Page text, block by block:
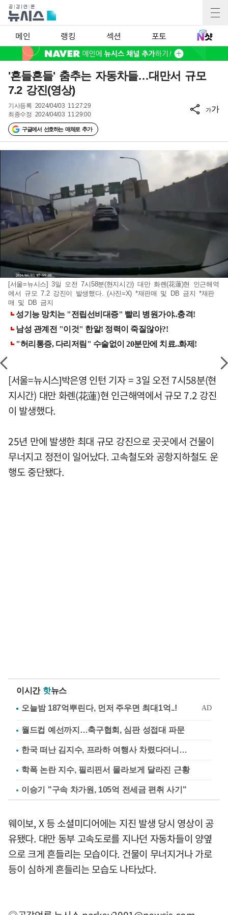
메인 랭킹 섹션 포토
'흔들흔들' 춤추는 자동차들…대만서 규모
7.2 강진(영상)
기사등록 2024/04/03 11:27:29
최종수정 2024/04/03 11:29:00
구글에서 선호하는 매체로 추가
가가
[서울=뉴시스] 3일 오전 7시58분(현지시간) 대만 화롄(花蓮)현 인근해역
에서 규모 7.2 강진이 발생했다. (사진=X) *재판매 및 DB 금지 *재판
매 및 DB 금지
[서울=뉴시스]박은영 인턴 기자 = 3일 오전 7시58분(현
지시간) 대만 화롄(花蓮)현 인근해역에서 규모 7.2 강진
이 발생했다.
25년 만에 발생한 최대 규모 강진으로 곳곳에서 건물이
무너지고 정전이 일어났다. 고속철도와 공항지하철도 운
행도 중단됐다.
이시간 핫뉴스
월드컵 예선까지…축구협회, 심판 성접대 파문
한국 떠난 김지수, 프라하 여행사 차렸다더니…
학폭 논란 지수, 필리핀서 몰라보게 달라진 근황
이승기 "구속 차가원, 105억 전세금 편취 사기"
웨이보, X 등 소셜미디어에는 지진 발생 당시 영상이 공
유됐다. 대만 동부 고속도로를 지나던 자동차들이 양옆
으로 크게 흔들리는 모습이다. 건물이 무너지거나 가로
등이 심하게 흔들리는 모습도 나타났다.